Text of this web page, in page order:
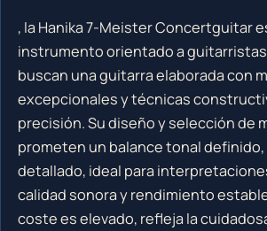
, la Hanika 7-Meister Concertguitar
instrumento orientado a
buscan una guitarra elaborada con
excepcionales y técnicas
precisión. Su diseño y selección de
prometen un balance tonal
detallado, ideal para
calidad sonora y rendimiento
coste es elevado, refleja la